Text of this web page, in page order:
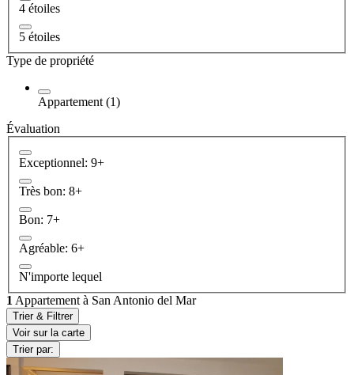
4 étoiles
5 étoiles
Type de propriété
Appartement (1)
Évaluation
Exceptionnel: 9+
Très bon: 8+
Bon: 7+
Agréable: 6+
N'importe lequel
1 Appartement à San Antonio del Mar
Trier & Filtrer
Voir sur la carte
Trier par: